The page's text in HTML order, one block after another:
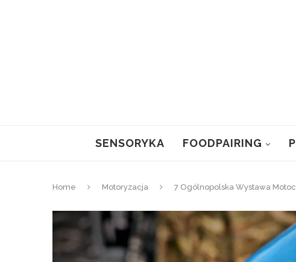
SENSORYKA FOODPAIRING
Home Motoryzacja 7 Ogólnopolska Wystawa